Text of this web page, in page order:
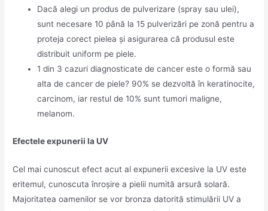
Dacă alegi un produs de pulverizare (spray sau ulei),
sunt necesare 10 până la 15 pulverizări pe zonă pentru a
proteja corect pielea și asigurarea că produsul este
distribuit uniform pe piele.
1 din 3 cazuri diagnosticate de cancer este o formă sau
alta de cancer de piele? 90% se dezvoltă în keratinocite,
carcinom, iar restul de 10% sunt tumori maligne,
melanom.
Efectele expunerii la UV
Cel mai cunoscut efect acut al expunerii excesive la UV este
eritemul, cunoscuta înroșire a pielii numită arsură solară.
Majoritatea oamenilor se vor bronza datorită stimulării UV a